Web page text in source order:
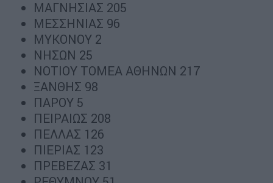
ΜΑΓΝΗΣΙΑΣ 205
ΜΕΣΣΗΝΙΑΣ 96
ΜΥΚΟΝΟΥ 2
ΝΗΣΩΝ 25
ΝΟΤΙΟΥ ΤΟΜΕΑ ΑΘΗΝΩΝ 217
ΞΑΝΘΗΣ 98
ΠΑΡΟΥ 5
ΠΕΙΡΑΙΩΣ 208
ΠΕΛΛΑΣ 126
ΠΙΕΡΙΑΣ 123
ΠΡΕΒΕΖΑΣ 31